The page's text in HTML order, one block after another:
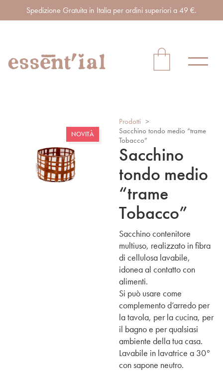
Spedizione Gratuita in Italia per ordini superiori a 49 €.
NOVITÀ
Prodotti >
Sacchino tondo medio “trame
Tobacco”
Sacchino
tondo medio
“trame
Tobacco”
Sacchino contenitore
multiuso, realizzato in fibra
di cellulosa lavabile,
idonea al contatto con
alimenti.
Si può usare come
complemento d’arredo per
la tavola, per la cucina, per
il bagno e per qualsiasi
ambiente della tua casa.
Lavabile in lavatrice a 30°
con sapone neutro.